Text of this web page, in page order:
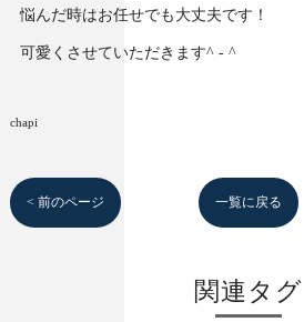
悩んだ時はお任せでも大丈夫です！
可愛くさせていただきます^ - ^
chapi
< 前のページ 一覧に戻る
関連タグ